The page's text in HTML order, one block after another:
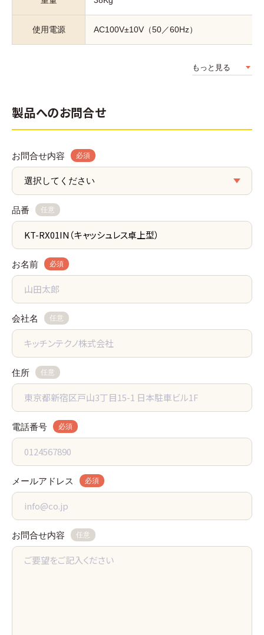
使用電源 AC100V±10V（50／60Hz）
もっと見る
製品へのお問合せ
お問合せ内容 必須
品番 任意
お名前 必須
会社名 任意
住所 任意
電話番号 必須
メールアドレス 必須
お問合せ内容 任意